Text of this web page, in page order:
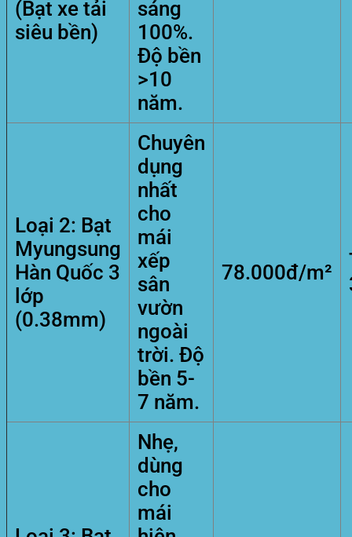
(Bạt xe tải
siêu bền)
sáng
100%.
Độ bền
>10
năm.
Loại 2: Bạt
Myungsung
Hàn Quốc 3
lớp
(0.38mm)
Chuyên
dụng
nhất
cho
mái
xếp
sân
vườn
ngoài
trời. Độ
bền 5-
7 năm.
78.000đ/m²
Nhẹ,
dùng
cho
mái